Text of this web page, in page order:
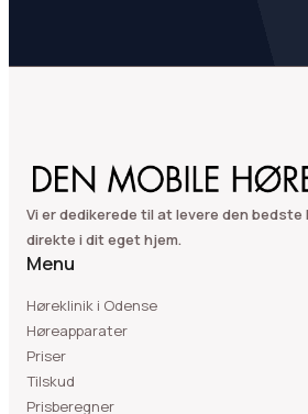
Vi er dedikerede til at levere den bedste
direkte i dit eget hjem.
Menu
Høreklinik i Odense
Høreapparater
Priser
Tilskud
Prisberegner